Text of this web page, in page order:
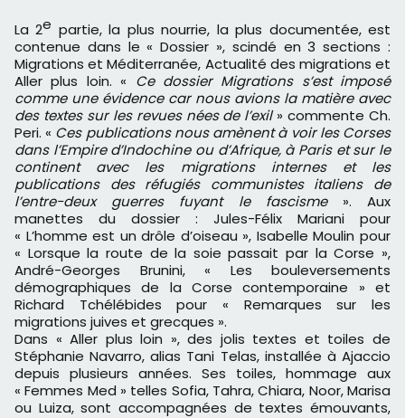
La 2e partie, la plus nourrie, la plus documentée, est
contenue dans le « Dossier », scindé en 3 sections :
Migrations et Méditerranée, Actualité des migrations et
Aller plus loin. « Ce dossier Migrations s’est imposé
comme une évidence car nous avions la matière avec
des textes sur les revues nées de l’exil» commente Ch.
Peri. « Ces publications nous amènent à voir les Corses
dans l’Empire d’Indochine ou d’Afrique, à Paris et sur le
continent avec les migrations internes et les
publications des réfugiés communistes italiens de
l’entre-deux guerres fuyant le fascisme». Aux
manettes du dossier : Jules-Félix Mariani pour
« L’homme est un drôle d’oiseau », Isabelle Moulin pour
« Lorsque la route de la soie passait par la Corse »,
André-Georges Brunini, « Les bouleversements
démographiques de la Corse contemporaine » et
Richard Tchélébides pour « Remarques sur les
migrations juives et grecques ».
Dans « Aller plus loin », des jolis textes et toiles de
Stéphanie Navarro, alias Tani Telas, installée à Ajaccio
depuis plusieurs années. Ses toiles, hommage aux
« Femmes Med » telles Sofia, Tahra, Chiara, Noor, Marisa
ou Luiza, sont accompagnées de textes émouvants,